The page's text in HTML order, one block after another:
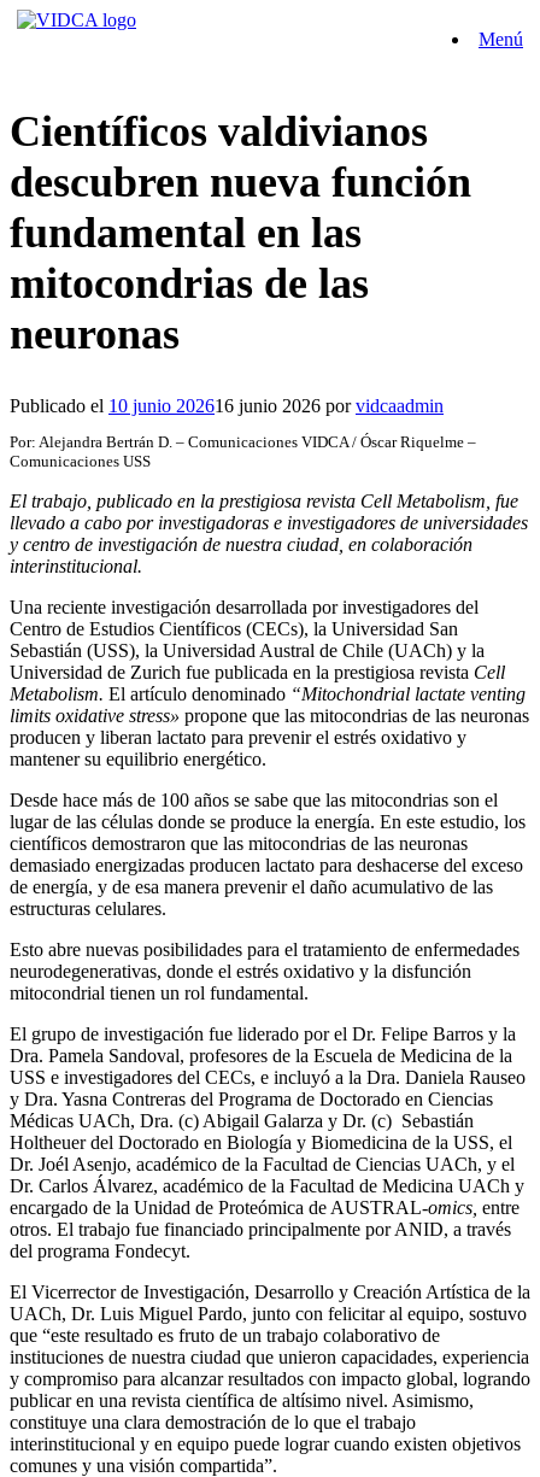
Saltar
Menú
Científicos valdivianos
descubren nueva función
fundamental en las
mitocondrias de las
neuronas
Publicado el 10 junio 202616 junio 2026 porvidcaadmin
Por: Alejandra Bertrán D. – Comunicaciones VIDCA / Óscar Riquelme –
Comunicaciones USS
El trabajo, publicado en la prestigiosa revista Cell Metabolism, fue
llevado a cabo por investigadoras e investigadores de universidades
y centro de investigación de nuestra ciudad, en colaboración
interinstitucional.
Una reciente investigación desarrollada por investigadores del
Centro de Estudios Científicos (CECs), la Universidad San
Sebastián (USS), la Universidad Austral de Chile (UACh) y la
Universidad de Zurich fue publicada en la prestigiosa revista Cell
Metabolism. El artículo denominado “Mitochondrial lactate venting
limits oxidative stress» propone que las mitocondrias de las neuronas
producen y liberan lactato para prevenir el estrés oxidativo y
mantener su equilibrio energético.
Desde hace más de 100 años se sabe que las mitocondrias son el
lugar de las células donde se produce la energía. En este estudio, los
científicos demostraron que las mitocondrias de las neuronas
demasiado energizadas producen lactato para deshacerse del exceso
de energía, y de esa manera prevenir el daño acumulativo de las
estructuras celulares.
Esto abre nuevas posibilidades para el tratamiento de enfermedades
neurodegenerativas, donde el estrés oxidativo y la disfunción
mitocondrial tienen un rol fundamental.
El grupo de investigación fue liderado por el Dr. Felipe Barros y la
Dra. Pamela Sandoval, profesores de la Escuela de Medicina de la
USS e investigadores del CECs, e incluyó a la Dra. Daniela Rauseo
y Dra. Yasna Contreras del Programa de Doctorado en Ciencias
Médicas UACh, Dra. (c) Abigail Galarza y Dr. (c) Sebastián
Holtheuer del Doctorado en Biología y Biomedicina de la USS, el
Dr. Joél Asenjo, académico de la Facultad de Ciencias UACh, y el
Dr. Carlos Álvarez, académico de la Facultad de Medicina UACh y
encargado de la Unidad de Proteómica de AUSTRAL-omics, entre
otros. El trabajo fue financiado principalmente por ANID, a través
del programa Fondecyt.
El Vicerrector de Investigación, Desarrollo y Creación Artística de la
UACh, Dr. Luis Miguel Pardo, junto con felicitar al equipo, sostuvo
que “este resultado es fruto de un trabajo colaborativo de
instituciones de nuestra ciudad que unieron capacidades, experiencia
y compromiso para alcanzar resultados con impacto global, logrando
publicar en una revista científica de altísimo nivel. Asimismo,
constituye una clara demostración de lo que el trabajo
interinstitucional y en equipo puede lograr cuando existen objetivos
comunes y una visión compartida”.